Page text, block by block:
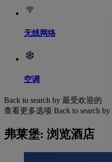
无线网络
空调
Back to search by 最受欢迎的
查看更多选项 Back to search by
弗莱堡: 浏览酒店